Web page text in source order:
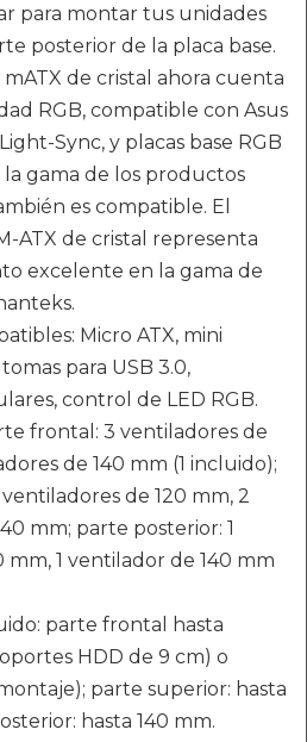
para montar tus unidades
posterior de la placa base.
mATX de cristal ahora cuenta
RGB, compatible con Asus
Sync, y placas base RGB
la gama de los productos
es compatible. El
ATX de cristal representa
excelente en la gama de
Micro ATX, mini
para USB 3.0,
control de LED RGB.
frontal: 3 ventiladores de
de 140 mm (1 incluido);
de 120 mm, 2
mm; parte posterior: 1
mm, 1 ventilador de 140 mm
parte frontal hasta
HDD de 9 cm) o
parte superior: hasta
hasta 140 mm.